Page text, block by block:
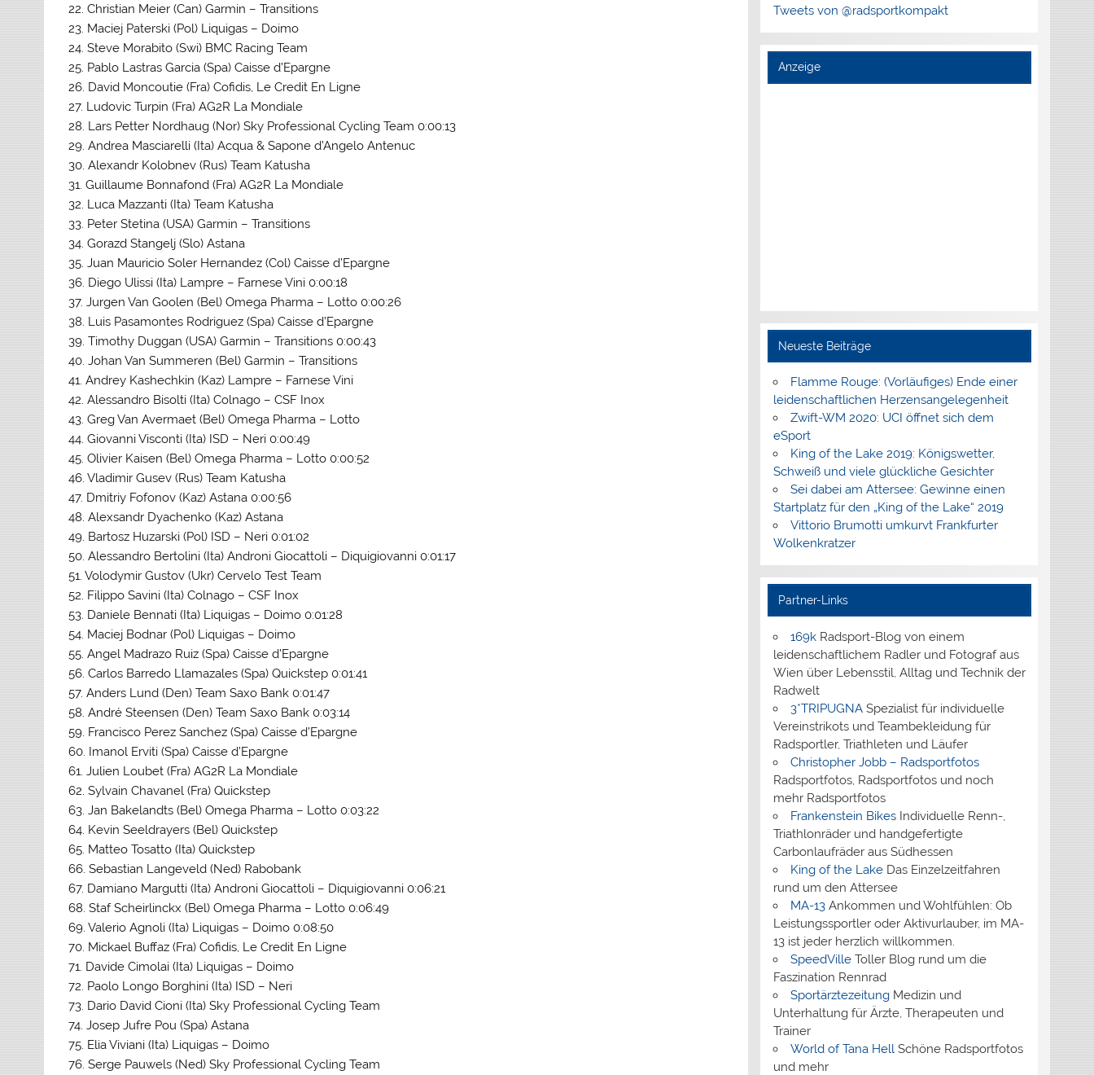
22. Christian Meier (Can) Garmin – Transitions
23. Maciej Paterski (Pol) Liquigas – Doimo
24. Steve Morabito (Swi) BMC Racing Team
25. Pablo Lastras Garcia (Spa) Caisse d’Epargne
26. David Moncoutie (Fra) Cofidis, Le Credit En Ligne
27. Ludovic Turpin (Fra) AG2R La Mondiale
28. Lars Petter Nordhaug (Nor) Sky Professional Cycling Team 0:00:13
29. Andrea Masciarelli (Ita) Acqua & Sapone d’Angelo Antenuc
30. Alexandr Kolobnev (Rus) Team Katusha
31. Guillaume Bonnafond (Fra) AG2R La Mondiale
32. Luca Mazzanti (Ita) Team Katusha
33. Peter Stetina (USA) Garmin – Transitions
34. Gorazd Stangelj (Slo) Astana
35. Juan Mauricio Soler Hernandez (Col) Caisse d’Epargne
36. Diego Ulissi (Ita) Lampre – Farnese Vini 0:00:18
37. Jurgen Van Goolen (Bel) Omega Pharma – Lotto 0:00:26
38. Luis Pasamontes Rodriguez (Spa) Caisse d’Epargne
39. Timothy Duggan (USA) Garmin – Transitions 0:00:43
40. Johan Van Summeren (Bel) Garmin – Transitions
41. Andrey Kashechkin (Kaz) Lampre – Farnese Vini
42. Alessandro Bisolti (Ita) Colnago – CSF Inox
43. Greg Van Avermaet (Bel) Omega Pharma – Lotto
44. Giovanni Visconti (Ita) ISD – Neri 0:00:49
45. Olivier Kaisen (Bel) Omega Pharma – Lotto 0:00:52
46. Vladimir Gusev (Rus) Team Katusha
47. Dmitriy Fofonov (Kaz) Astana 0:00:56
48. Alexsandr Dyachenko (Kaz) Astana
49. Bartosz Huzarski (Pol) ISD – Neri 0:01:02
50. Alessandro Bertolini (Ita) Androni Giocattoli – Diquigiovanni 0:01:17
51. Volodymir Gustov (Ukr) Cervelo Test Team
52. Filippo Savini (Ita) Colnago – CSF Inox
53. Daniele Bennati (Ita) Liquigas – Doimo 0:01:28
54. Maciej Bodnar (Pol) Liquigas – Doimo
55. Angel Madrazo Ruiz (Spa) Caisse d’Epargne
56. Carlos Barredo Llamazales (Spa) Quickstep 0:01:41
57. Anders Lund (Den) Team Saxo Bank 0:01:47
58. André Steensen (Den) Team Saxo Bank 0:03:14
59. Francisco Perez Sanchez (Spa) Caisse d’Epargne
60. Imanol Erviti (Spa) Caisse d’Epargne
61. Julien Loubet (Fra) AG2R La Mondiale
62. Sylvain Chavanel (Fra) Quickstep
63. Jan Bakelandts (Bel) Omega Pharma – Lotto 0:03:22
64. Kevin Seeldrayers (Bel) Quickstep
65. Matteo Tosatto (Ita) Quickstep
66. Sebastian Langeveld (Ned) Rabobank
67. Damiano Margutti (Ita) Androni Giocattoli – Diquigiovanni 0:06:21
68. Staf Scheirlinckx (Bel) Omega Pharma – Lotto 0:06:49
69. Valerio Agnoli (Ita) Liquigas – Doimo 0:08:50
70. Mickael Buffaz (Fra) Cofidis, Le Credit En Ligne
71. Davide Cimolai (Ita) Liquigas – Doimo
72. Paolo Longo Borghini (Ita) ISD – Neri
73. Dario David Cioni (Ita) Sky Professional Cycling Team
74. Josep Jufre Pou (Spa) Astana
75. Elia Viviani (Ita) Liquigas – Doimo
76. Serge Pauwels (Ned) Sky Professional Cycling Team
Tweets von @radsportkompakt
Anzeige
Neueste Beiträge
Flamme Rouge: (Vorläufiges) Ende einer
leidenschaftlichen Herzensangelegenheit
Zwift-WM 2020: UCI öffnet sich dem
eSport
King of the Lake 2019: Königswetter,
Schweiß und viele glückliche Gesichter
Sei dabei am Attersee: Gewinne einen
Startplatz für den „King of the Lake“ 2019
Vittorio Brumotti umkurvt Frankfurter
Wolkenkratzer
Partner-Links
169kRadsport-Blog von einem
leidenschaftlichem Radler und Fotograf aus
Wien über Lebensstil, Alltag und Technik der
Radwelt
3*TRIPUGNASpezialist für individuelle
Vereinstrikots und Teambekleidung für
Radsportler, Triathleten und Läufer
Christopher Jobb – Radsportfotos
Radsportfotos, Radsportfotos und noch
mehr Radsportfotos
Frankenstein BikesIndividuelle Renn-,
Triathlonräder und handgefertigte
Carbonlaufräder aus Südhessen
King of the LakeDas Einzelzeitfahren
rund um den Attersee
MA-13Ankommen und Wohlfühlen: Ob
Leistungssportler oder Aktivurlauber, im MA-
13 ist jeder herzlich willkommen.
SpeedVilleToller Blog rund um die
Faszination Rennrad
SportärztezeitungMedizin und
Unterhaltung für Ärzte, Therapeuten und
Trainer
World of Tana Hell Schöne Radsportfotos
und mehr